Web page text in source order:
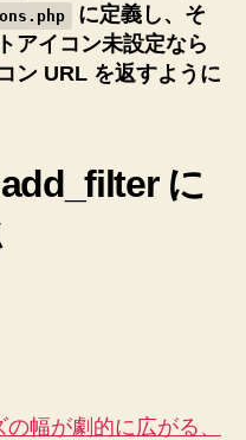
に定義し、そ
アイコン未設定なら
ン URL を返すように
に
幅が劇的に広がる、